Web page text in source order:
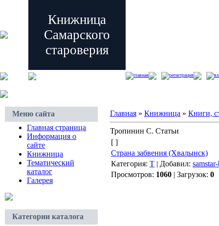
Книжница
Самарского
староверия
главная регистрация
Меню сайта
Главная страница
Информация о
сайте
Книжница
Тематический
каталог
Галерея
Категории каталога
Главная » Книжница » Книги,
Тропинин С. Статьи
[ ]
Страна забвения (Хвалынск)
Категория: Т | Добавил:
Просмотров: 1060 | Загрузок: 0